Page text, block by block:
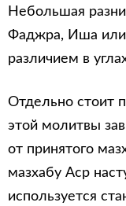
Небольшая
Фаджра, Иша или
различием в
Отдельно стоит
этой молитвы
от принятого
мазхабу Аср
используется